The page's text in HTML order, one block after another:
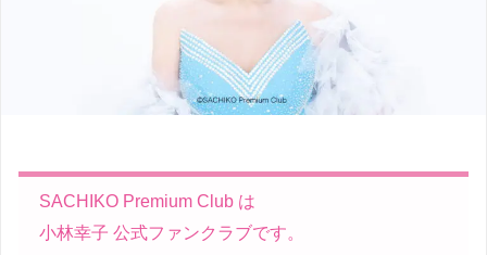
SACHIKO Premium Club は
小林幸子 公式ファンクラブです。